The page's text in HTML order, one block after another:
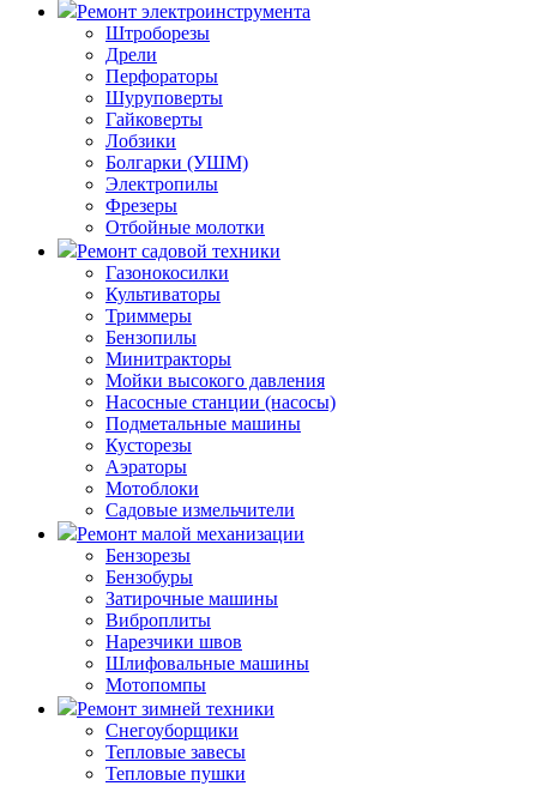
Ремонт электроинструмента
Штроборезы
Дрели
Перфораторы
Шуруповерты
Гайковерты
Лобзики
Болгарки (УШМ)
Электропилы
Фрезеры
Отбойные молотки
Ремонт садовой техники
Газонокосилки
Культиваторы
Триммеры
Бензопилы
Минитракторы
Мойки высокого давления
Насосные станции (насосы)
Подметальные машины
Кусторезы
Аэраторы
Мотоблоки
Садовые измельчители
Ремонт малой механизации
Бензорезы
Бензобуры
Затирочные машины
Виброплиты
Нарезчики швов
Шлифовальные машины
Мотопомпы
Ремонт зимней техники
Снегоуборщики
Тепловые завесы
Тепловые пушки